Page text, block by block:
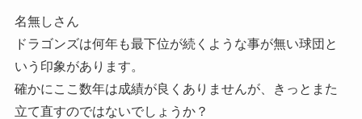
名無しさん
ドラゴンズは何年も最下位が続くような事が無い球団と
いう印象があります。
確かにここ数年は成績が良くありませんが、きっとまた
立て直すのではないでしょうか？